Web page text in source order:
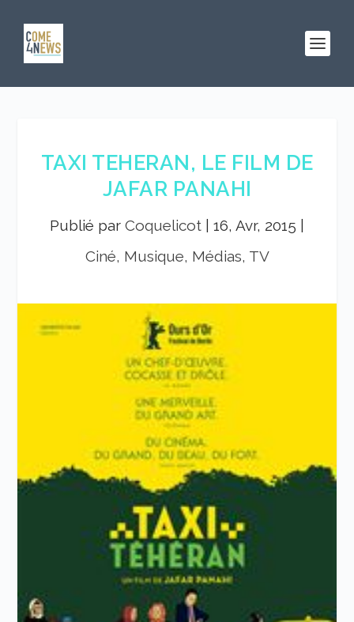
TAXI TEHERAN, LE FILM DE
JAFAR PANAHI
Publié par Coquelicot 16, Avr, 2015
Ciné, Musique, Médias, TV